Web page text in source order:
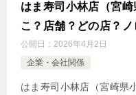
はま寿司小林店（宮
こ？店舗？どの店？
公開日： 2026年4月2日
企業・会社関係
はま寿司小林店（宮崎県